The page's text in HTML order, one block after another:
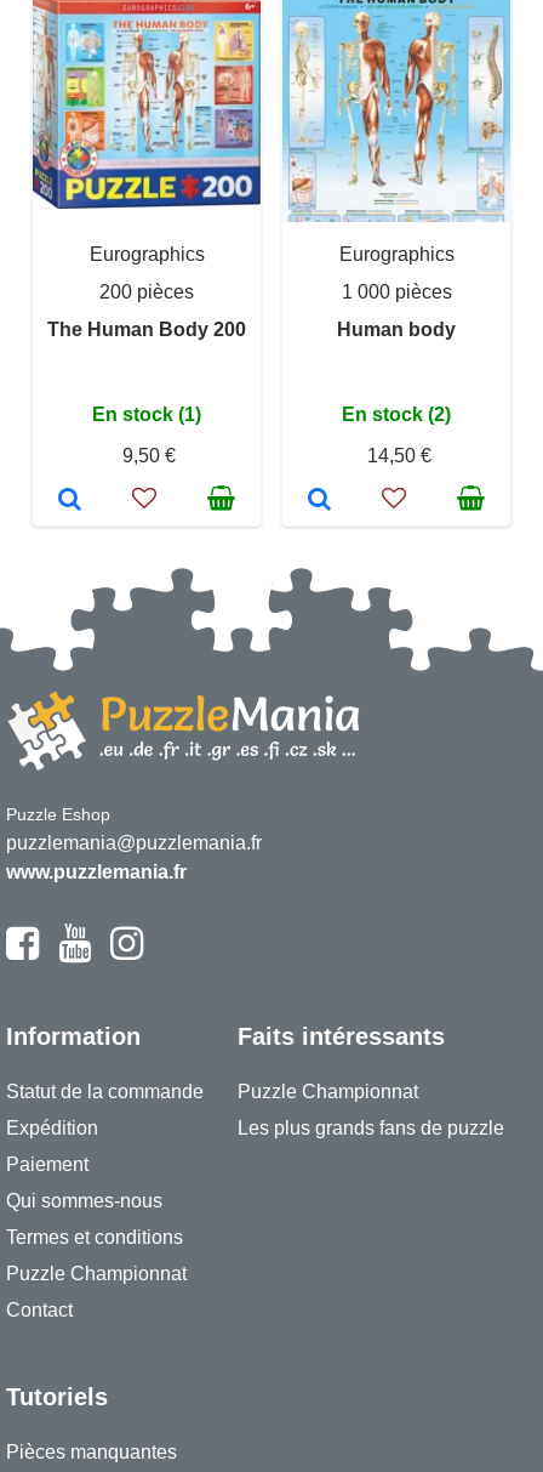
Eurographics
200 pièces
The Human Body 200
En stock (1)
9,50 €
Eurographics
1 000 pièces
Human body
En stock (2)
14,50 €
Puzzle Eshop
puzzlemania@puzzlemania.fr
www.puzzlemania.fr
Information
Statut de la commande
Expédition
Paiement
Qui sommes-nous
Termes et conditions
Puzzle Championnat
Contact
Faits intéressants
Puzzle Championnat
Les plus grands fans de puzzle
Tutoriels
Pièces manquantes